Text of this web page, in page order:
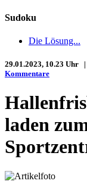
Sudoku
Die Lösung...
29.01.2023, 10.23 Uhr |
Kommentare
laden